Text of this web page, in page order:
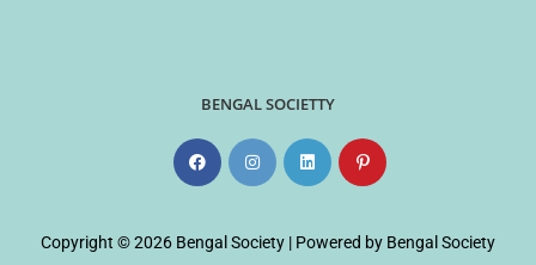
BENGAL SOCIETTY
Copyright © 2026 Bengal Society | Powered by Bengal Society